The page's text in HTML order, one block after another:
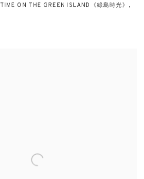
TIME ON THE GREEN ISLAND《綠島時光》 ,